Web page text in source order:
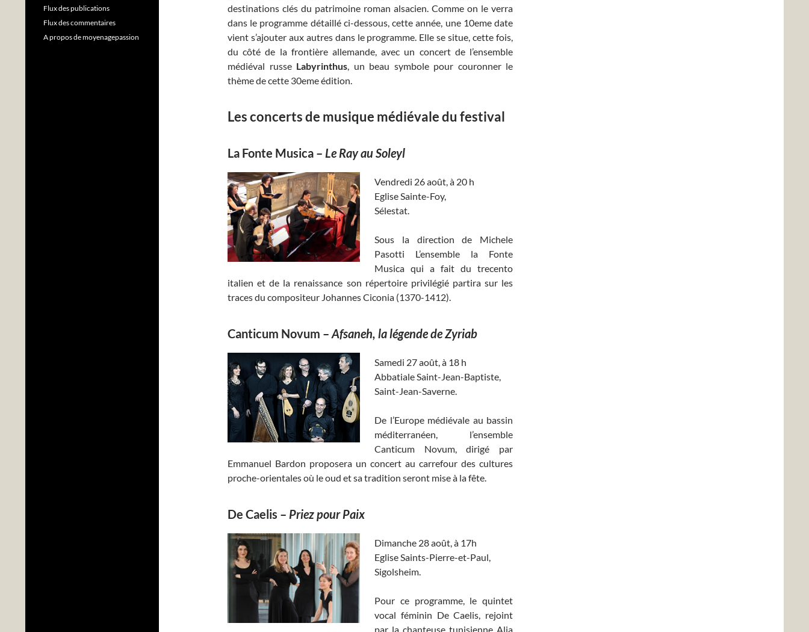
destinations clés du patrimoine roman alsacien. Comme on le verra
dans le programme détaillé ci-dessous, cette année, une 10eme date
vient s’ajouter aux autres dans le programme. Elle se situe, cette fois,
du côté de la frontière allemande, avec un concert de l’ensemble
médiéval russe Labyrinthus, un beau symbole pour couronner le
thème de cette 30eme édition.
Les concerts de musique médiévale du festival
La Fonte Musica – Le Ray au Soleyl
Vendredi 26 août, à 20 h
Eglise Sainte-Foy,
Sélestat.
Sous la direction de Michele
Pasotti L’ensemble la Fonte
Musica qui a fait du trecento
italien et de la renaissance son répertoire privilégié partira sur les
traces du compositeur Johannes Ciconia (1370-1412).
Canticum Novum – Afsaneh, la légende de Zyriab
Samedi 27 août, à 18 h
Abbatiale Saint-Jean-Baptiste,
Saint-Jean-Saverne.
De l’Europe médiévale au bassin
méditerranéen, l’ensemble
Canticum Novum, dirigé par
Emmanuel Bardon proposera un concert au carrefour des cultures
proche-orientales où le oud et sa tradition seront mise à la fête.
De Caelis – Priez pour Paix
Dimanche 28 août, à 17h
Eglise Saints-Pierre-et-Paul,
Sigolsheim.
Pour ce programme, le quintet
vocal féminin De Caelis, rejoint
par la chanteuse tunisienne Alia
Flux des publications
Flux des commentaires
A propos de moyenagepassion